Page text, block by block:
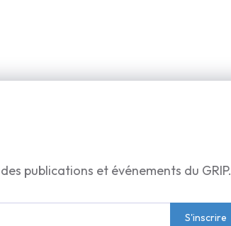
publications et événements du GRIP.
S'inscrire